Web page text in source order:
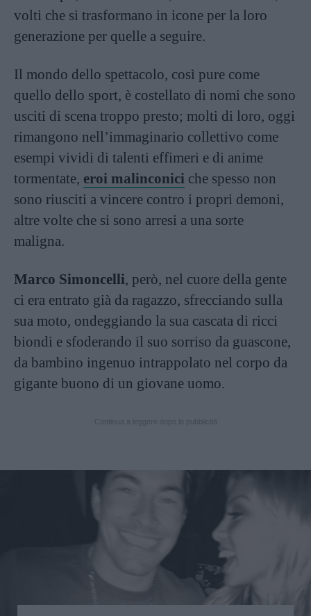
volti che si trasformano in icone per la loro
generazione per quelle a seguire.
Il mondo dello spettacolo, così pure come
quello dello sport, è costellato di nomi che sono
usciti di scena troppo presto; molti di loro, oggi
rimangono nell’immaginario collettivo come
esempi vividi di talenti effimeri e di anime
tormentate, eroi malinconici che spesso non
sono riusciti a vincere contro i propri demoni,
altre volte che si sono arresi a una sorte
maligna.
Marco Simoncelli, però, nel cuore della gente
ci era entrato già da ragazzo, sfrecciando sulla
sua moto, ondeggiando la sua cascata di ricci
biondi e sfoderando il suo sorriso da guascone,
da bambino ingenuo intrappolato nel corpo da
gigante buono di un giovane uomo.